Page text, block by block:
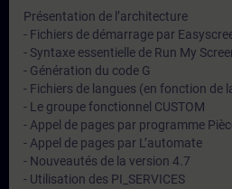
Présentation de l’architecture
- Fichiers de démarrage par
- Syntaxe essentielle de Run My
- Génération du code G
- Fichiers de langues (en fonction de
- Le groupe fonctionnel CUSTOM
- Appel de pages par programme
- Appel de pages par L’automate
- Nouveautés de la version 4.7
- Utilisation des PI_SERVICES